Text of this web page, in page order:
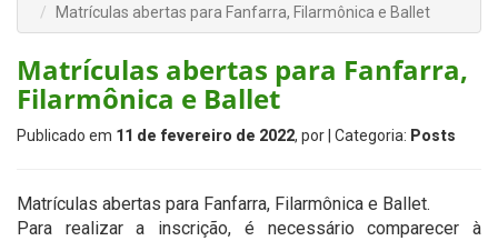
Matrículas abertas para Fanfarra, Filarmônica e Ballet
Matrículas abertas para Fanfarra,
Filarmônica e Ballet
Publicado em 11 de fevereiro de 2022, por | Categoria: Posts
Matrículas abertas para Fanfarra, Filarmônica e Ballet.
Para realizar a inscrição, é necessário comparecer à